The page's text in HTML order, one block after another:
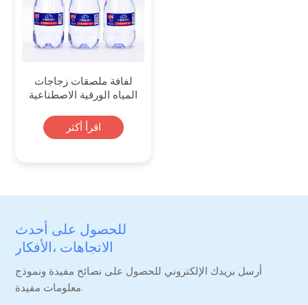
لفافة ملصقات زجاجات
المياه الورقية الاصطناعية
اقرأ أكثر
للحصول على أحدث
الاتجاهات ،الأفكار
أرسل بريدك الإلكتروني للحصول على نصائح مفيدة ونموذج
معلومات مفيدة.